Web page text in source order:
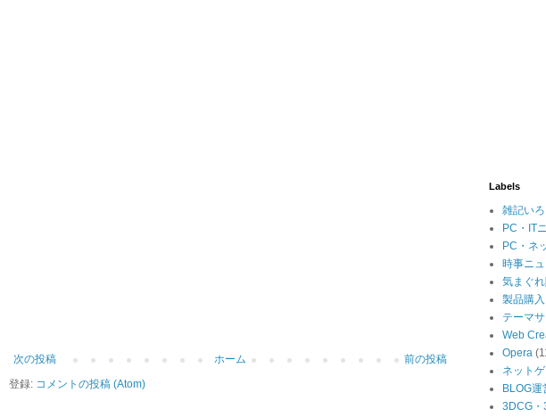
次の投稿 前の投稿
ホーム
登録: コメントの投稿 (Atom)
Labels
雑記い
PC・IT
PC・ネ
時事ニ
気まぐ
製品購
テーマ
Web
Opera
ネット
BLOG運
3DCG・